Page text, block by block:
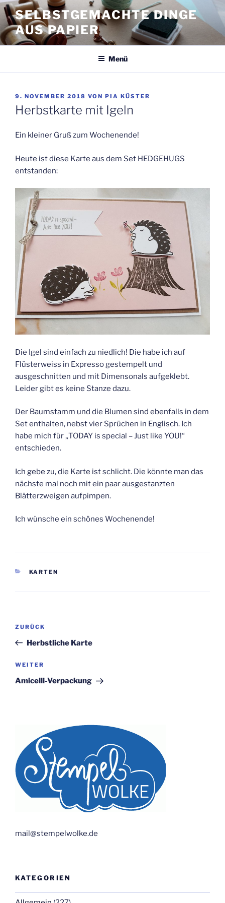
Zum
Inhalt
springen
SELBSTGEMACHTE DINGE
AUS PAPIER
Menü
VERÖFFENTLICHT
AM
9. NOVEMBER 2018 VON PIA KÜSTER
Herbstkarte mit Igeln
Ein kleiner Gruß zum Wochenende!
Heute ist diese Karte aus dem Set HEDGEHUGS
entstanden:
Die Igel sind einfach zu niedlich! Die habe ich auf
Flüsterweiss in Expresso gestempelt und
ausgeschnitten und mit Dimensonals aufgeklebt.
Leider gibt es keine Stanze dazu.
Der Baumstamm und die Blumen sind ebenfalls in dem
Set enthalten, nebst vier Sprüchen in Englisch. Ich
habe mich für „TODAY is special – Just like YOU!“
entschieden.
Ich gebe zu, die Karte ist schlicht. Die könnte man das
nächste mal noch mit ein paar ausgestanzten
Blätterzweigen aufpimpen.
Ich wünsche ein schönes Wochenende!
KATEGORIEN
KARTEN
Beitragsnavigation
Vorheriger
Beitrag
ZURÜCK
Herbstliche Karte
Nächster
Beitrag
WEITER
Amicelli-Verpackung
mail@stempelwolke.de
KATEGORIEN